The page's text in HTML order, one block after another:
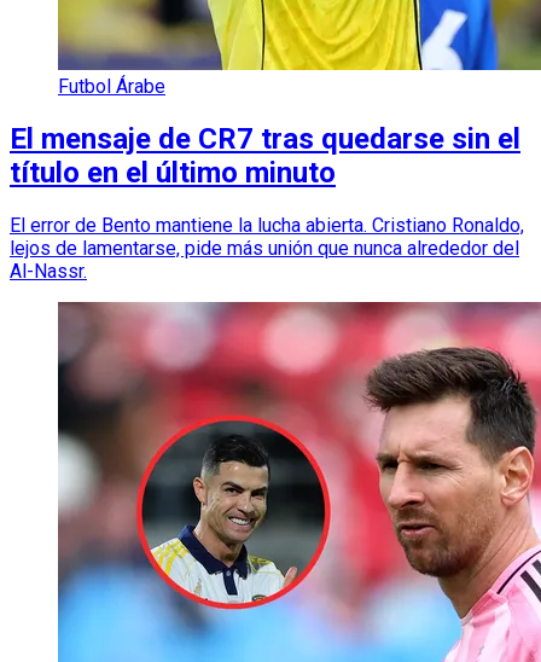
Futbol Árabe
El mensaje de CR7 tras quedarse sin el
título en el último minuto
El error de Bento mantiene la lucha abierta. Cristiano Ronaldo,
lejos de lamentarse, pide más unión que nunca alrededor del
Al-Nassr.